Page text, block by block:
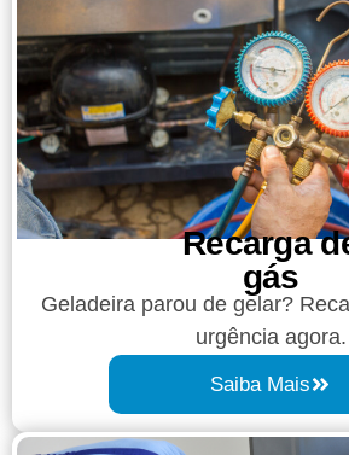
Recarga
gás
Geladeira parou de gelar?
urgência agora.
Saiba Mais